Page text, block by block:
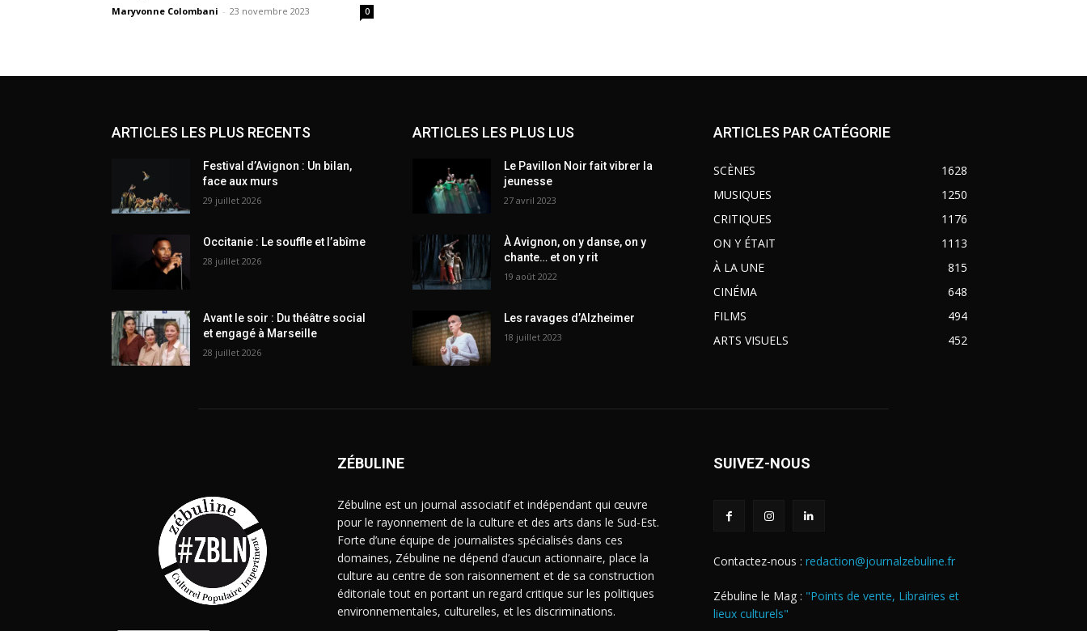
Maryvonne Colombani - 23 novembre 2023 0
ARTICLES LES PLUS RECENTS
Festival d’Avignon : Un bilan,
face aux murs
29 juillet 2026
Occitanie : Le souffle et l’abîme
28 juillet 2026
Avant le soir : Du théâtre social
et engagé à Marseille
28 juillet 2026
ARTICLES LES PLUS LUS
Le Pavillon Noir fait vibrer la
jeunesse
27 avril 2023
À Avignon, on y danse, on y
chante… et on y rit
19 août 2022
Les ravages d’Alzheimer
18 juillet 2023
ARTICLES PAR CATÉGORIE
SCÈNES
1628
MUSIQUES
1250
CRITIQUES
1176
ON Y ÉTAIT
1113
À LA UNE
815
CINÉMA
648
FILMS
494
ARTS VISUELS
452
ZÉBULINE
Zébuline est un journal associatif et indépendant qui œuvre
pour le rayonnement de la culture et des arts dans le Sud-Est.
Forte d’une équipe de journalistes spécialisés dans ces
domaines, Zébuline ne dépend d’aucun actionnaire, place la
culture au centre de son raisonnement et de sa construction
éditoriale tout en portant un regard critique sur les politiques
environnementales, culturelles, et les discriminations.
SUIVEZ-NOUS
Contactez-nous : redaction@journalzebuline.fr
Zébuline le Mag : "Points de vente, Librairies et
lieux culturels"